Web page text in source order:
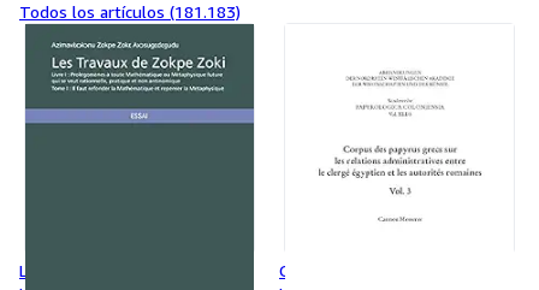
Todos los artículos (181.183)
Les Travaux de Zokpe Zoki
Corpus Des Papyrus Grecs Sur